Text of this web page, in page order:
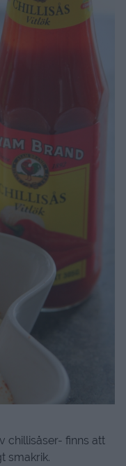
chillisåser- finns att
smakrik.